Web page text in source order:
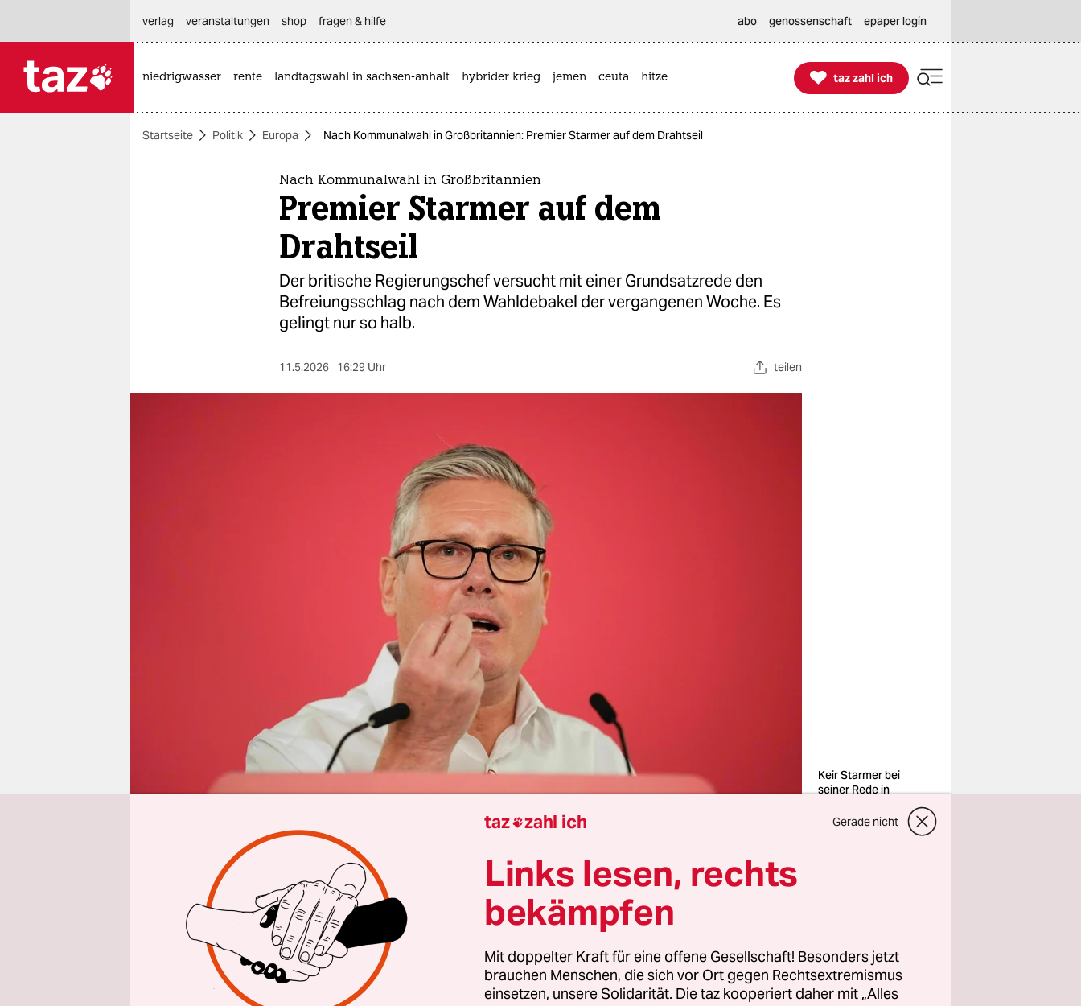
themen
nord
verlag
veranstaltungen shop fragen & hilfe abo genossenschaft epaper login
niedrigwasser rente landtagswahl in sachsen-anhalt hybrider krieg jemen ceuta hitze 
taz zahl ich
taz zahl ich
Startseite Politik Europa Nach Kommunalwahl in Großbritannien: Premier Starmer auf dem Drahtseil
Nach Kommunalwahl in Großbritannien
Premier Starmer auf dem
Drahtseil
Der britische Regierungschef versucht mit einer Grundsatzrede den
Befreiungsschlag nach dem Wahldebakel der vergangenen Woche. Es
gelingt nur so halb.
11.5.2026 16:29 Uhr teilen
Keir Starmer bei
seiner Rede in
Foto: James
Aus London Daniel Zylbersztajn-Lewandowski
Eine Atempause für Keir Starmer? Die Labour-Hinterbänklerin
Catherine West
, die am Wochenende eine Kampfkandidatur gegen den
taz zahl ich Gerade nicht
Links lesen, rechts
bekämpfen
Mit doppelter Kraft für eine offene Gesellschaft! Besonders jetzt
brauchen Menschen, die sich vor Ort gegen Rechtsextremismus
einsetzen, unsere Solidarität. Die taz kooperiert daher mit „Alles